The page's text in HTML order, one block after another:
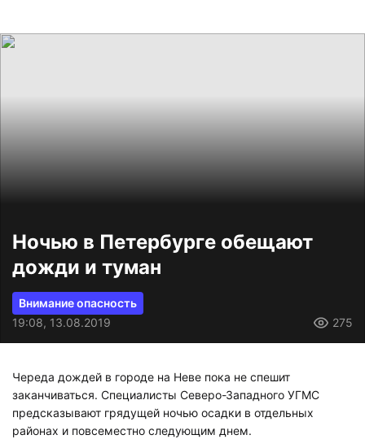
Ночью в Петербурге обещают
дожди и туман
Внимание опасность
19:08, 13.08.2019
275
Череда дождей в городе на Неве пока не спешит
заканчиваться. Специалисты Северо-Западного УГМС
предсказывают грядущей ночью осадки в отдельных
районах и повсеместно следующим днем.